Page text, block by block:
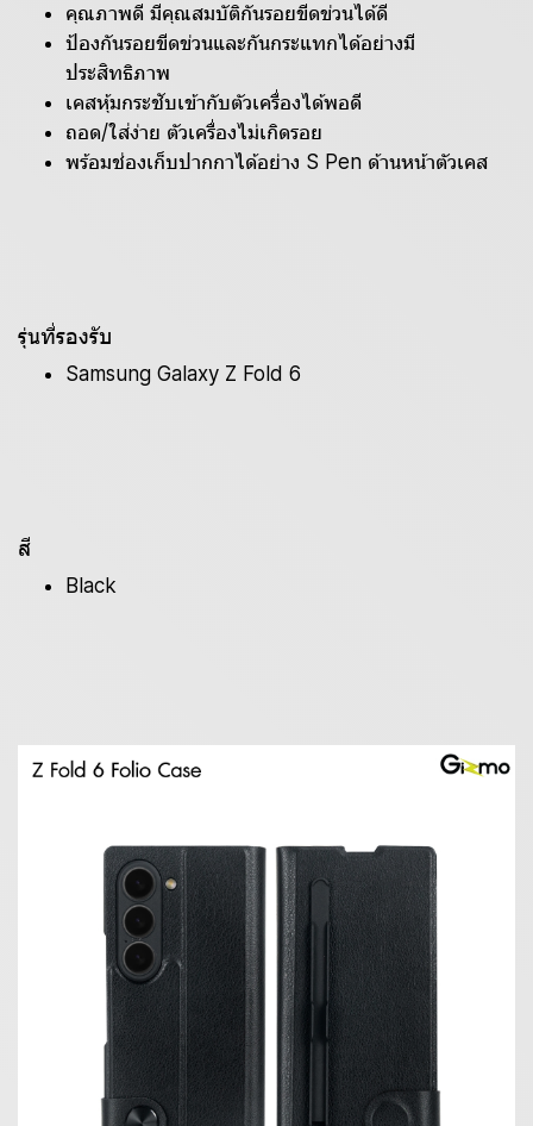
คุณภาพดี มีคุณสมบัติกันรอยขีดข่วนได้ดี
ป้องกันรอยขีดข่วนและกันกระแทกได้อย่างมี
ประสิทธิภาพ
เคสหุ้มกระชับเข้ากับตัวเครื่องได้พอดี
ถอด/ใส่ง่าย ตัวเครื่องไม่เกิดรอย
พร้อมช่องเก็บปากกาได้อย่าง S Pen ด้านหน้าตัวเคส
รุ่นที่รองรับ
Samsung Galaxy Z Fold 6
สี
Black